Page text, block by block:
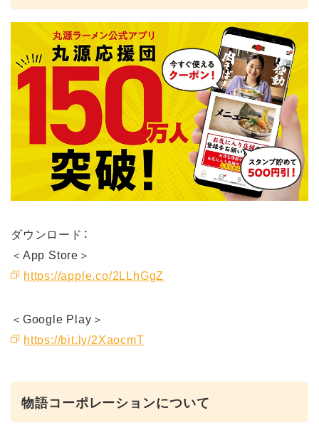
ダウンロード：
＜App Store＞
https://apple.co/2LLhGgZ
＜Google Play＞
https://bit.ly/2XaocmT
物語コーポレーションについて